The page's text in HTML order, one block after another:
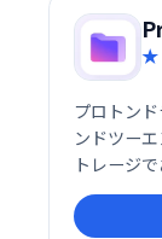
プロトン
ンドツー
トレージ
たのデー